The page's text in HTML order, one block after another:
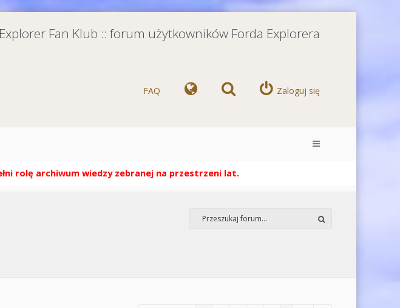
Fan Klub :: forum użytkowników Forda Explorera
FAQ Zaloguj się
rolę archiwum wiedzy zebranej na przestrzeni lat.